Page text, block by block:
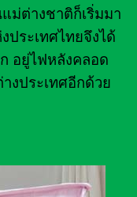
ม่ต่างชาติก็เริ่มมา
ระเทศไทยจึงได้
อยู่ไฟหลังคลอด
งประเทศอีกด้วย